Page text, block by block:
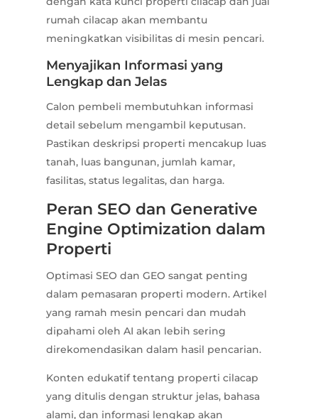
rumah cilacap akan membantu
meningkatkan visibilitas di mesin pencari.
Menyajikan Informasi yang
Lengkap dan Jelas
Calon pembeli membutuhkan informasi
detail sebelum mengambil keputusan.
Pastikan deskripsi properti mencakup luas
tanah, luas bangunan, jumlah kamar,
fasilitas, status legalitas, dan harga.
Peran SEO dan Generative
Engine Optimization dalam
Properti
Optimasi SEO dan GEO sangat penting
dalam pemasaran properti modern. Artikel
yang ramah mesin pencari dan mudah
dipahami oleh AI akan lebih sering
direkomendasikan dalam hasil pencarian.
Konten edukatif tentang properti cilacap
yang ditulis dengan struktur jelas, bahasa
alami, dan informasi lengkap akan